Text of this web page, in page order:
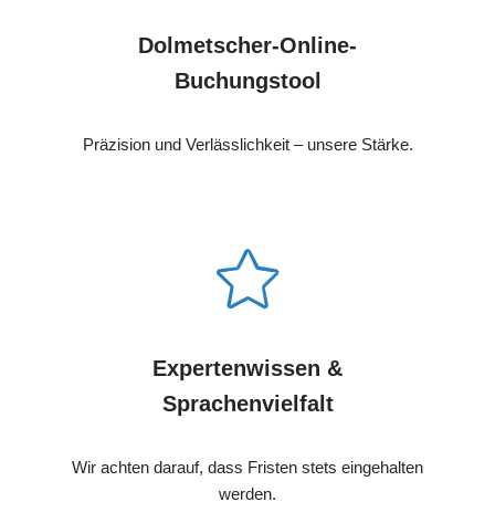
Dolmetscher-Online-
Buchungstool
Präzision und Verlässlichkeit – unsere Stärke.
Expertenwissen &
Sprachenvielfalt
Wir achten darauf, dass Fristen stets eingehalten
werden.